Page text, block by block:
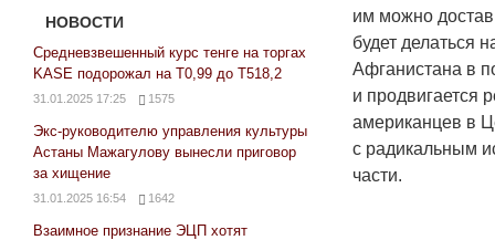
им можно
будет делаться
Афганистана в
и продвигается
американцев в
с ра­дикальным
части.
НОВОСТИ
Средневзвешенный курс тенге на торгах
KASE подорожал на Т0,99 до Т518,2
31.01.2025 17:25 1575
Экс-руководителю управления культуры
Астаны Мажагулову вынесли приговор
за хищение
31.01.2025 16:54 1642
Взаимное признание ЭЦП хотят